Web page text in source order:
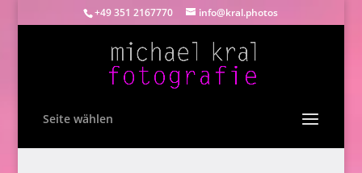
+49 351 2167770 info@kral.photos
Seite wählen